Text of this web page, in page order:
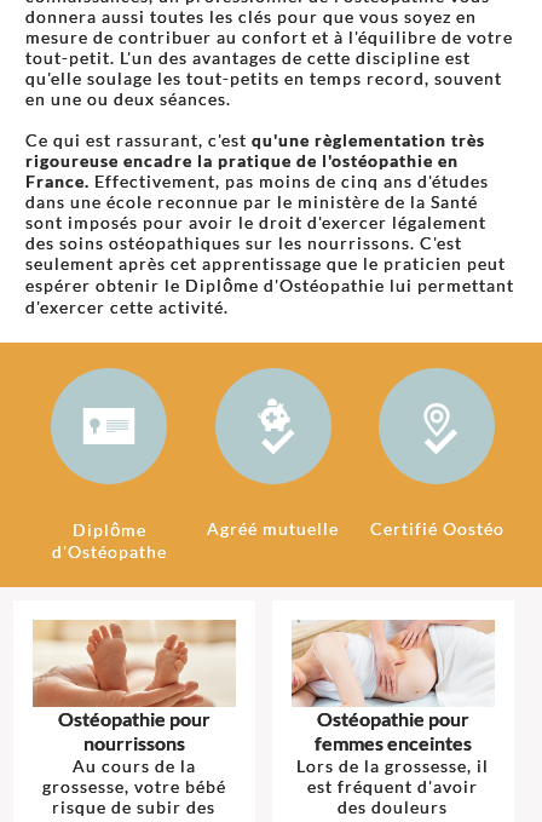
donnera aussi toutes les clés pour que vous soyez en
mesure de contribuer au confort et à l'équilibre de votre
tout-petit. L'un des avantages de cette discipline est
qu'elle soulage les tout-petits en temps record, souvent
en une ou deux séances.
Ce qui est rassurant, c'est qu'une règlementation très
rigoureuse encadre la pratique de l'ostéopathie en
France. Effectivement, pas moins de cinq ans d'études
dans une école reconnue par le ministère de la Santé
sont imposés pour avoir le droit d'exercer légalement
des soins ostéopathiques sur les nourrissons. C'est
seulement après cet apprentissage que le praticien peut
espérer obtenir le Diplôme d'Ostéopathie lui permettant
d'exercer cette activité.
Diplôme
d'Ostéopathe
Agréé mutuelle Certifié Oostéo
Ostéopathie pour
nourrissons
Au cours de la
grossesse, votre bébé
risque de subir des
Ostéopathie pour
femmes enceintes
Lors de la grossesse, il
est fréquent d'avoir
des douleurs